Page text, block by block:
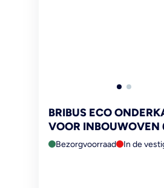
BRIBUS ECO
VOOR INBOUWOVEN
STELPOTEN NISMAAT
Bezorgvoorraad In de